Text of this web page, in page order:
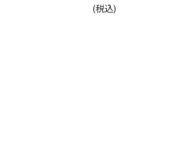
(税込)